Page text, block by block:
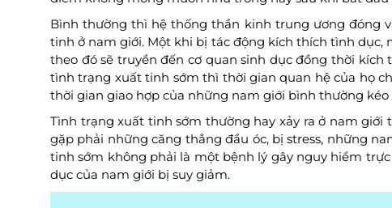
Bình thường thì hệ thống thần kinh trung ương đóng
tinh ở nam giới. Một khi bị tác động kích thích tình dục,
theo đó sẽ truyền đến cơ quan sinh dục đồng thời
tình trạng xuất tinh sớm thì thời gian quan hệ của họ
thời gian giao hợp của những nam giới bình thường
Tình trạng xuất tinh sớm thường hay xảy ra ở nam
gặp phải những căng thẳng đầu óc, bị stress, những
tinh sớm không phải là một bệnh lý gây nguy hiểm
dục của nam giới bị suy giảm.